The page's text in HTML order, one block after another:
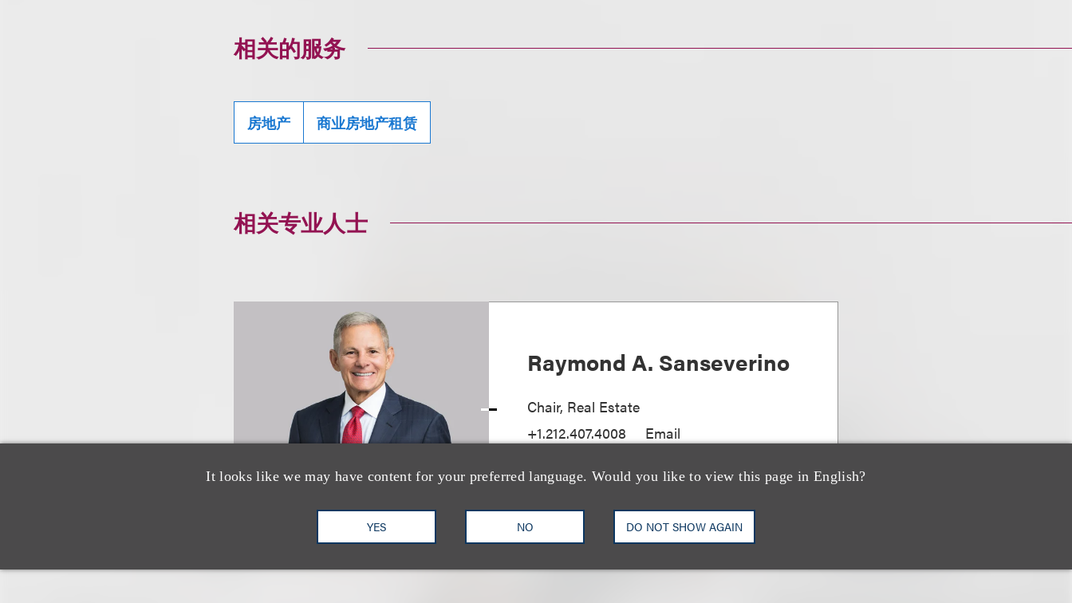
It looks like we may have content for your preferred language. Would you like to view this page in English?
YES NO DO NOT SHOW AGAIN
相关的服务
房地产 商业房地产租赁
相关专业人士
Raymond A. Sanseverino
Chair, Real Estate
+1.212.407.4008
Email